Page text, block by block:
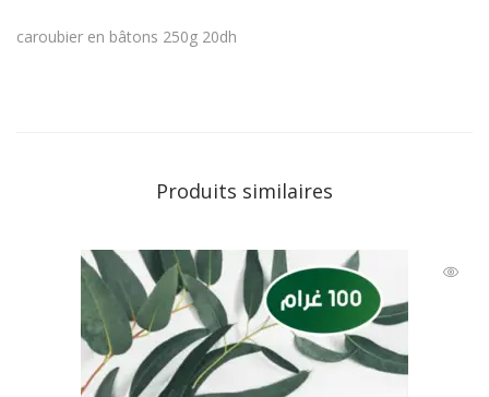
caroubier en bâtons 250g 20dh
Produits similaires